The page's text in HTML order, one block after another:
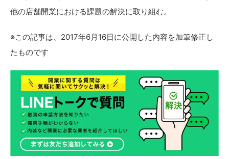
他の店舗開業における課題の解決に取り組む。
※この記事は、2017年6月16日に公開した内容を加筆修正し
たものです